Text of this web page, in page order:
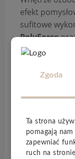
efekt
sufitowe
PolyForce
PolyForce
natomiast
wodoodporne
Zgoda
Ta strona
pomagają
zapewniać
ruch na